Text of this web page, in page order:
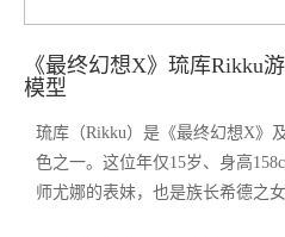
《最终幻想X》琉库Rikku
模型
琉库（Rikku）是《最终幻想X》
色之一。这位年仅15岁、身高
师尤娜的表妹，也是族长希德之女